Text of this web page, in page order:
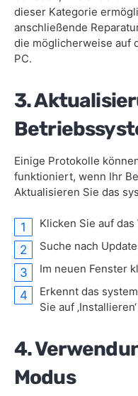
dieser Kategorie
anschließende
die möglicherweise auf
PC.
3.
Einige Protokolle
funktioniert, wenn Ihr
Aktualisieren Sie das
Klicken Sie auf
Suche nach
Im neuen Fenster
Erkennt das
Sie auf
4.
Modus